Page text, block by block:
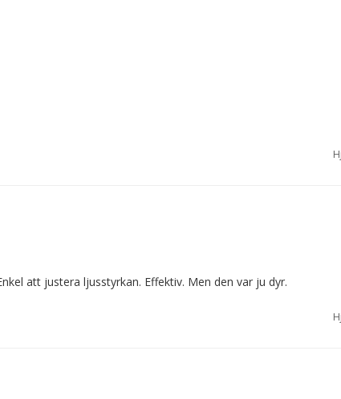
att justera ljusstyrkan. Effektiv. Men den var ju dyr.